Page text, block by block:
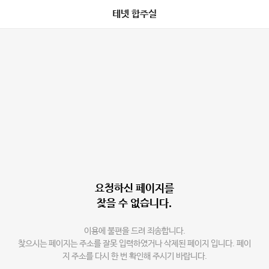
테넷 합주실
요청하신 페이지를
찾을 수 없습니다.
이용에 불편을 드려 죄송합니다.
찾으시는 페이지는 주소를 잘못 입력하였거나 삭제된 페이지 입니다. 페이
지 주소를 다시 한 번 확인해 주시기 바랍니다.